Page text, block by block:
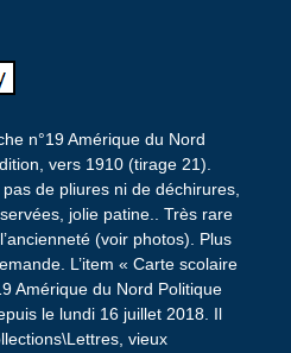
n°19 Amérique du Nord
vers 1910 (tirage 21).
de pliures ni de déchirures,
jolie patine.. Très rare
(voir photos). Plus
L’item « Carte scolaire
Amérique du Nord Politique
le lundi 16 juillet 2018. Il
vieux